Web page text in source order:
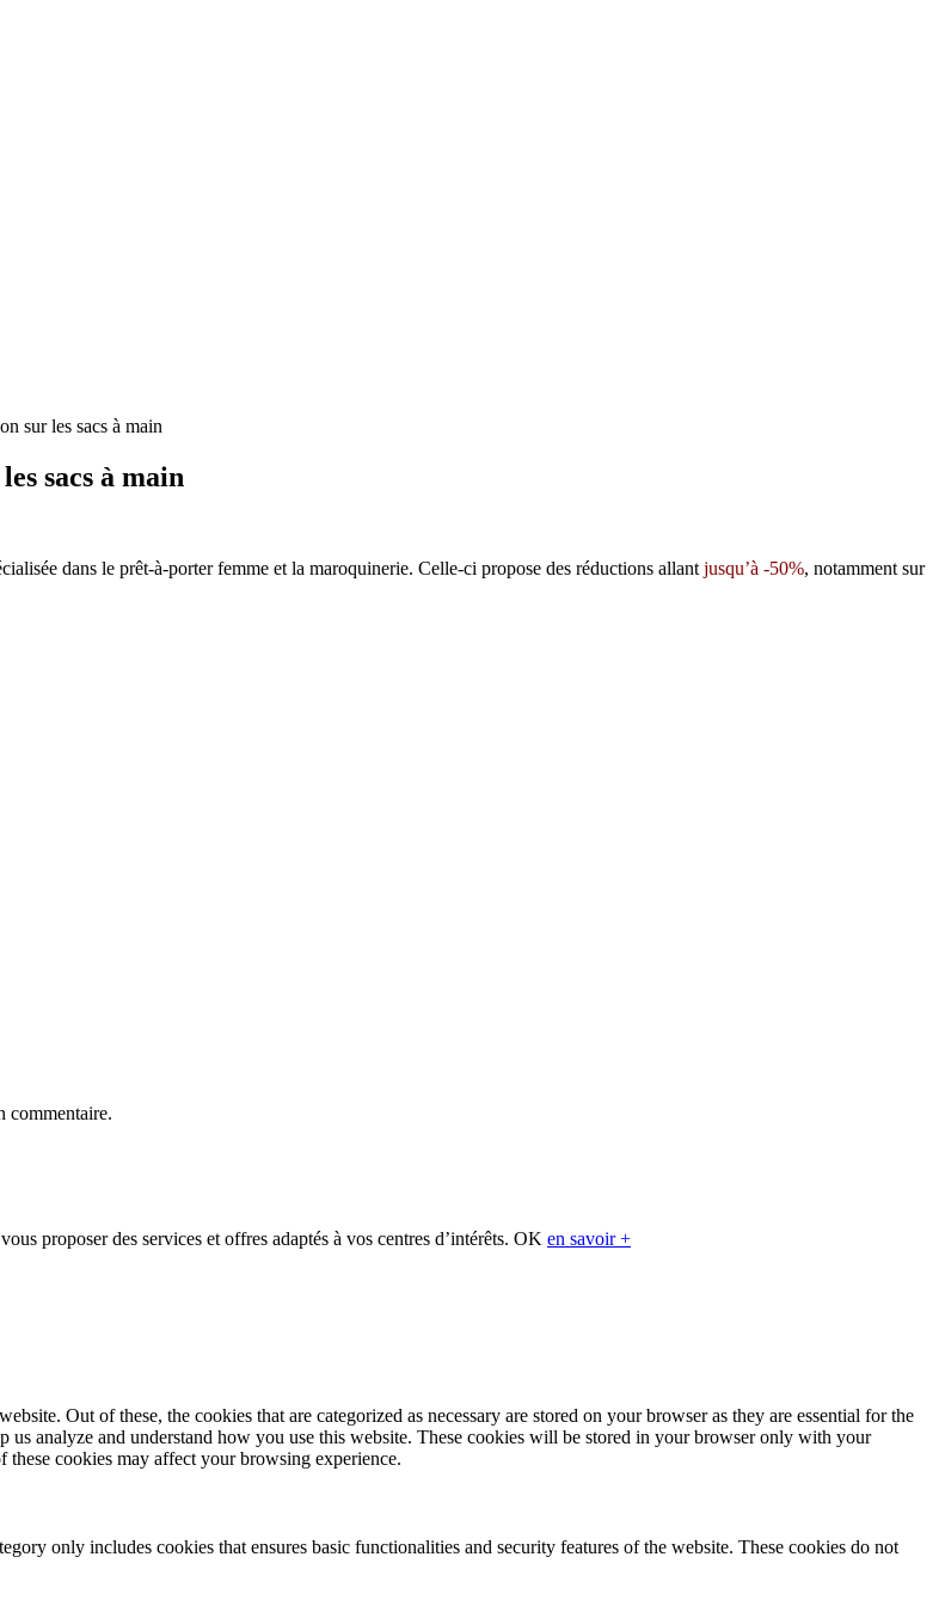
sur les sacs à main
sacs à main
dans le prêt-à-porter femme et la maroquinerie. Celle-ci propose des réductions allant jusqu’à -50%, notamment sur
commentaire.
proposer des services et offres adaptés à vos centres d’intérêts. OK en savoir +
Out of these, the cookies that are categorized as necessary are stored on your browser as they are essential for the
analyze and understand how you use this website. These cookies will be stored in your browser only with your
cookies may affect your browsing experience.
only includes cookies that ensures basic functionalities and security features of the website. These cookies do not